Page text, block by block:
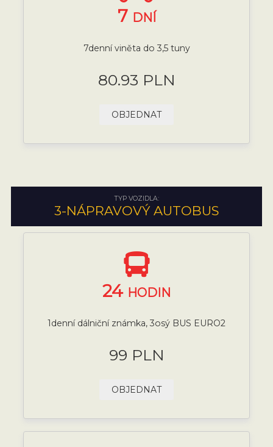
7 DNÍ
7denní viněta do 3,5 tuny
80.93 PLN
OBJEDNAT
TYP VOZIDLA:
3-NÁPRAVOVÝ AUTOBUS
24 HODIN
1denní dálniční známka, 3osý BUS EURO2
99 PLN
OBJEDNAT